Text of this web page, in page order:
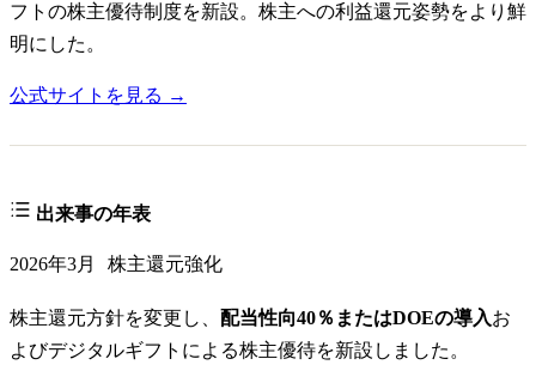
フトの株主優待制度を新設。株主への利益還元姿勢をより鮮
明にした。
公式サイトを見る →
出来事の年表
2026年3月 株主還元強化
株主還元方針を変更し、 配当性向40％またはDOEの導入お
よびデジタルギフトによる株主優待を新設しました。